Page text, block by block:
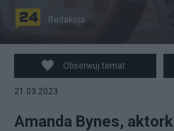
Amerykańska aktorka Amanda
filmweb.pl
Redakcja
Obserwuj temat
21.03.2023
Amanda Bynes,